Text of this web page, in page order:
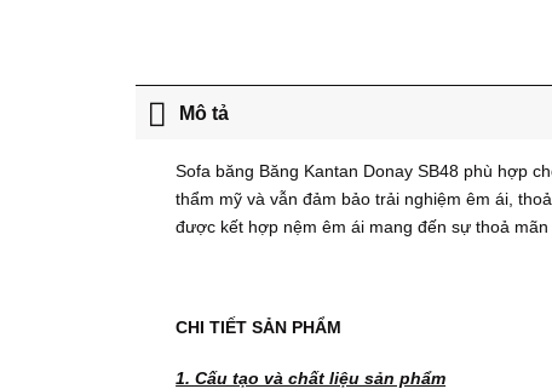
Mô tả
Sofa băng Băng Kantan Donay SB48 phù hợp
thẩm mỹ và vẫn đảm bảo trải nghiệm êm ái,
được kết hợp nệm êm ái mang đến sự thoả
CHI TIẾT SẢN PHẨM
1. Cấu tạo và chất liệu sản phẩm